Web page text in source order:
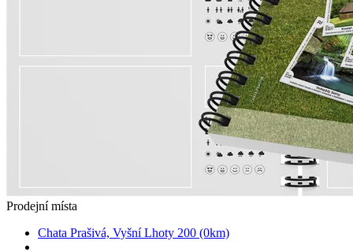
Prodejní místa
Chata Prašivá, Vyšní Lhoty 200 (0km)